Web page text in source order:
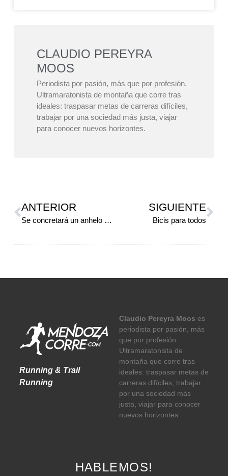
CLAUDIO PEREYRA
MOOS
Periodista por pasión, más que por profesión.
Ultramaratonista de montaña que corre tras
ideales: traspasar metas de carreras difíciles,
trabajar por una sociedad más justa, viajar
para conocer nuevos horizontes.
ANTERIOR
Se concretará un anhelo “Naranja”
SIGUIENTE
Bicis para todos
Running & Trail
Running
Claudio Pereyra Moos es
periodista por pasión, más
que por profesión.
Ultramaratonista de
montaña que corre tras
ideales: traspasar metas de
carreras difíciles, trabajar
por una sociedad más
justa, viajar para conocer
nuevos horizontes
HABLEMOS!